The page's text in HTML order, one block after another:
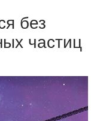
без
частиц